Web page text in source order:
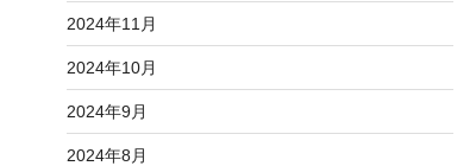
2024年11月
2024年10月
2024年9月
2024年8月